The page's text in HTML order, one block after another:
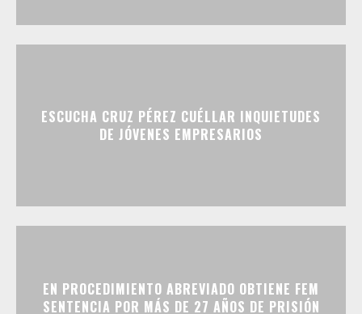
ESCUCHA CRUZ PÉREZ CUÉLLAR INQUIETUDES
DE JÓVENES EMPRESARIOS
EN PROCEDIMIENTO ABREVIADO OBTIENE FEM
SENTENCIA POR MÁS DE 27 AÑOS DE PRISIÓN